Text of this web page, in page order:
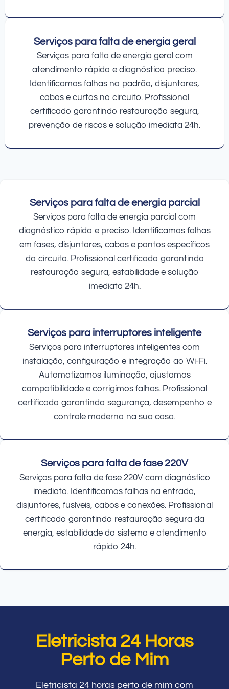
Serviços para falta de energia geral
Serviços para falta de energia geral com
atendimento rápido e diagnóstico preciso.
Identificamos falhas no padrão, disjuntores,
cabos e curtos no circuito. Profissional
certificado garantindo restauração segura,
prevenção de riscos e solução imediata 24h.
Serviços para falta de energia parcial
Serviços para falta de energia parcial com
diagnóstico rápido e preciso. Identificamos falhas
em fases, disjuntores, cabos e pontos específicos
do circuito. Profissional certificado garantindo
restauração segura, estabilidade e solução
imediata 24h.
Serviços para interruptores inteligente
Serviços para interruptores inteligentes com
instalação, configuração e integração ao Wi-Fi.
Automatizamos iluminação, ajustamos
compatibilidade e corrigimos falhas. Profissional
certificado garantindo segurança, desempenho e
controle moderno na sua casa.
Serviços para falta de fase 220V
Serviços para falta de fase 220V com diagnóstico
imediato. Identificamos falhas na entrada,
disjuntores, fusíveis, cabos e conexões. Profissional
certificado garantindo restauração segura da
energia, estabilidade do sistema e atendimento
rápido 24h.
Eletricista 24 Horas
Perto de Mim
Eletricista 24 horas perto de mim com